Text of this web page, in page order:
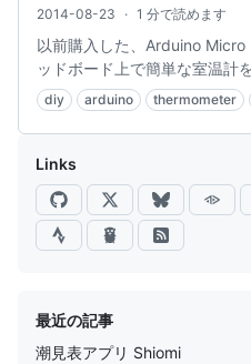
2014-08-23 · 1 分で読めます
以前購入した、Arduino Micro
ッドボード上で簡単な室温計
diy arduino thermometer
Links
最近の記事
潮見表アプリ Shiomi